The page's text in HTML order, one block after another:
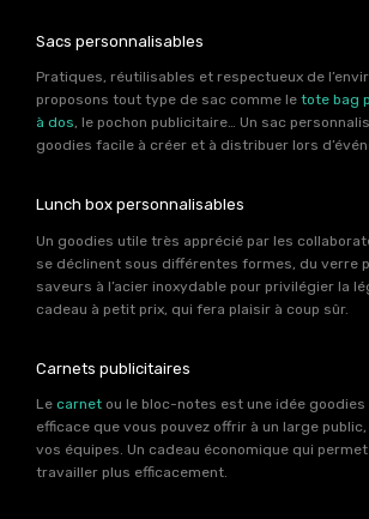
Sacs personnalisables
Pratiques, réutilisables et respectueux de
proposons tout type de sac comme le tote bag
à dos, le pochon publicitaire… Un sac
goodies facile à créer et à distribuer lors
Lunch box personnalisables
Un goodies utile très apprécié par les
se déclinent sous différentes formes, du verre
saveurs à l’acier inoxydable pour privilégier la
cadeau à petit prix, qui fera plaisir à coup sûr.
Carnets publicitaires
Le carnet ou le bloc-notes est une idée goodies
efficace que vous pouvez offrir à un large
vos équipes. Un cadeau économique qui
travailler plus efficacement.